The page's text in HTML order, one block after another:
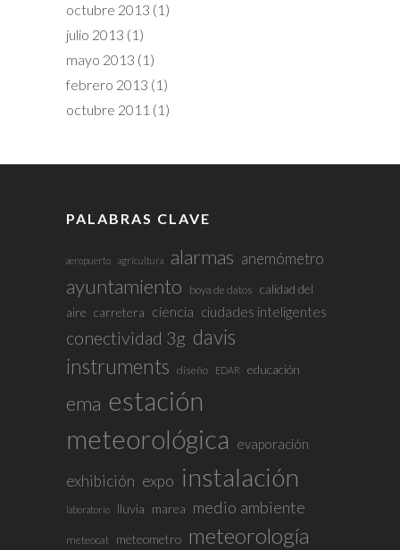
octubre 2013 (1)
julio 2013 (1)
mayo 2013 (1)
febrero 2013 (1)
octubre 2011 (1)
PALABRAS CLAVE
aeropuerto agricultura alarmas anemómetro
ayuntamiento boya de datos calidad del
aire carretera ciencia ciudades inteligentes
conectividad 3g davis
instruments diseño EDAR educación
ema estación
meteorológica
evaporación
exhibición expo instalación
laboratorio lluvia marea medio ambiente
meteocat meteometro meteorología